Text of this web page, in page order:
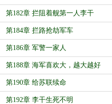
第182章 拦阻着舰第一人李干
第184章 拦路抢劫军车
第186章 军警一家人
第188章 海军喜欢大，越大越好
第190章 给苏联续命
第192章 李干生死不明